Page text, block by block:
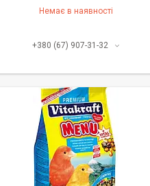
Немає в наявності
+380 (67) 907-31-32